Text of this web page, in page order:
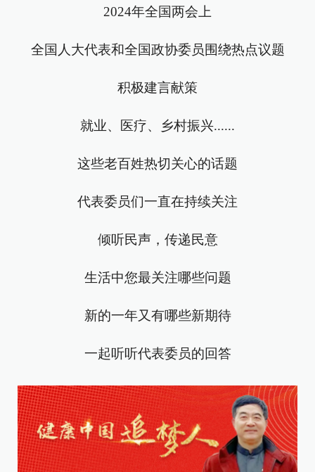
2024年全国两会上
全国人大代表和全国政协委员围绕热点议题
积极建言献策
就业、医疗、乡村振兴......
这些老百姓热切关心的话题
代表委员们一直在持续关注
倾听民声，传递民意
生活中您最关注哪些问题
新的一年又有哪些新期待
一起听听代表委员的回答